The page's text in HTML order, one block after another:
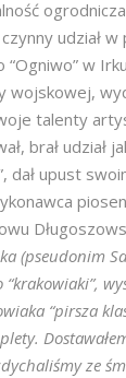
udział
w
wojskowej,
talenty
brał udział
dał upust
(pseudonim
“pirsza
ze